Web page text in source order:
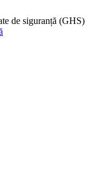
de siguranță (GHS)